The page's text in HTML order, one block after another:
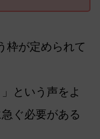
枠が定められて
という声をよ
ぐ必要がある